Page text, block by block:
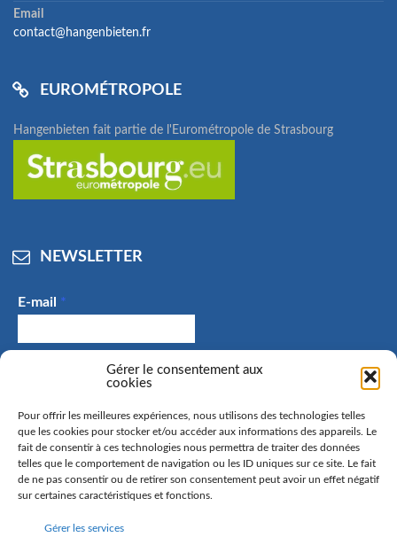
Gérer le consentement aux
cookies
Pour offrir les meilleures expériences, nous utilisons des technologies telles
que les cookies pour stocker et/ou accéder aux informations des appareils. Le
fait de consentir à ces technologies nous permettra de traiter des données
telles que le comportement de navigation ou les ID uniques sur ce site. Le fait
de ne pas consentir ou de retirer son consentement peut avoir un effet négatif
sur certaines caractéristiques et fonctions.
Gérer les services
Email
contact@hangenbieten.fr
EUROMÉTROPOLE
Hangenbieten fait partie de l'Eurométropole de Strasbourg
NEWSLETTER
E-mail *
J'accepte de recevoir des e-mails et confirme avoir
pris connaissance de la politique de confidentialité.
La commune de Hangenbieten collecte votre adresse mail
afin de vous envoyer notre lettre d’information. Vous